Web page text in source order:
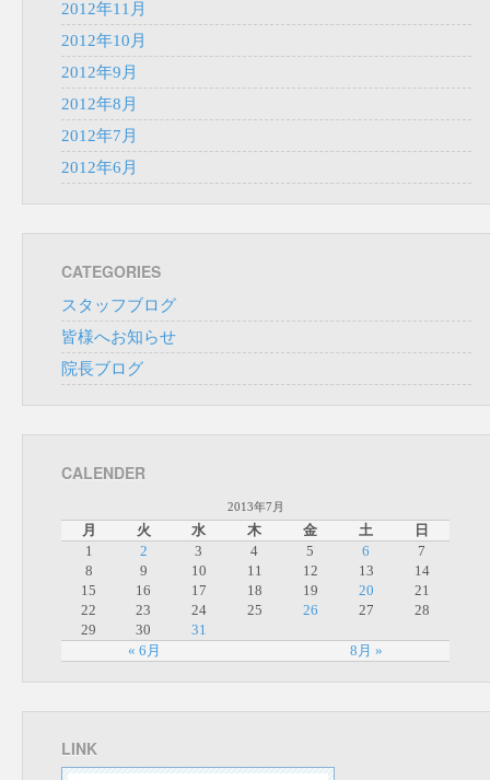
2012年11月
2012年10月
2012年9月
2012年8月
2012年7月
2012年6月
CATEGORIES
スタッフブログ
皆様へお知らせ
院長ブログ
CALENDER
2013年7月
月 火 水 木 金 土 日
« 6月 8月 »
1 2 3 4 5 6
7
8
9 10 11 12 13
14
15
16 17 18 19 20
21
22
23 24 25 26 27
28
29
30 31
LINK